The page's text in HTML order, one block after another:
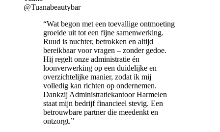
@Tuanabeautybar
“Wat begon met een toevallige ontmoeting
groeide uit tot een fijne samenwerking.
Ruud is nuchter, betrokken en altijd
bereikbaar voor vragen – zonder gedoe.
Hij regelt onze administratie én
loonverwerking op een duidelijke en
overzichtelijke manier, zodat ik mij
volledig kan richten op ondernemen.
Dankzij Administratiekantoor Harmelen
staat mijn bedrijf financieel stevig. Een
betrouwbare partner die meedenkt en
ontzorgt.”